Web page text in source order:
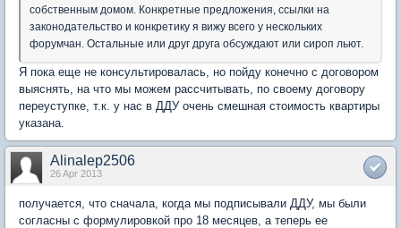
собственным домом. Конкретные предложения, ссылки на
законодательство и конкретику я вижу всего у нескольких
форумчан. Остальные или друг друга обсуждают или сироп льют.
Я пока еще не консультировалась, но пойду конечно с договором
выяснять, на что мы можем рассчитывать, по своему договору
переуступке, т.к. у нас в ДДУ очень смешная стоимость квартиры
указана.
Alinalep2506
26 Apr 2013
получается, что сначала, когда мы подписывали ДДУ, мы были
согласны с формулировкой про 18 месяцев, а теперь ее